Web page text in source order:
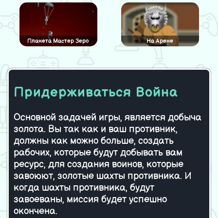
Планета Мастер Зеро На Арене
Уничтожить зло Боевой клич
Место для парковки — 3 Удар инопланетянина
Парковка в мебельном
салоне
Придерживаться Война
Основной задачей игры, является добыча
золота. Вы так как и ваш противник,
должны как можно больше, создать
рабочих, которые будут добывать вам
ресурс, для создания воинов, которые
завоюют, золотые шахты противника. И
когда шахты противника, будут
завоеваны, миссия будет успешно
окончена.